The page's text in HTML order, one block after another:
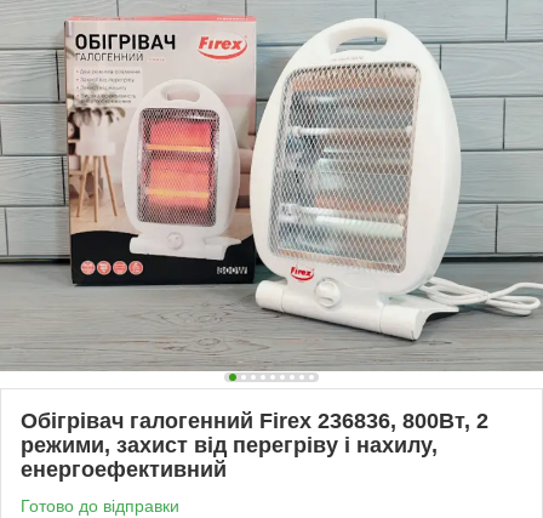
Обігрівач галогенний Firex 236836, 800Вт, 2
режими, захист від перегріву і нахилу,
енергоефективний
Готово до відправки